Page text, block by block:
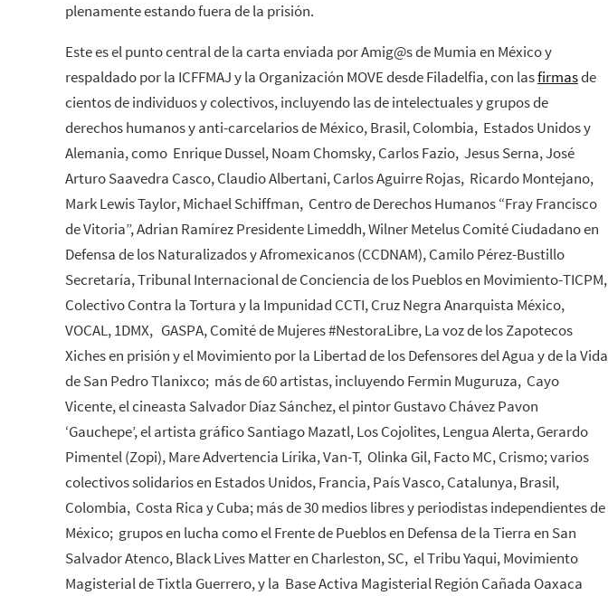
plenamente estando fuera de la prisión.
Este es el punto central de la carta enviada por Amig@s de Mumia en México y
respaldado por la ICFFMAJ y la Organización MOVE desde Filadelfia, con lasfirmasde
cientos de individuos y colectivos, incluyendo las de intelectuales y grupos de
derechos humanos y anti-carcelarios de México, Brasil, Colombia, Estados Unidos y
Alemania, como Enrique Dussel, Noam Chomsky, Carlos Fazio, Jesus Serna, José
Arturo Saavedra Casco, Claudio Albertani, Carlos Aguirre Rojas, Ricardo Montejano,
Mark Lewis Taylor, Michael Schiffman, Centro de Derechos Humanos “Fray Francisco
de Vitoria”, Adrian Ramírez Presidente Limeddh, Wilner Metelus Comité Ciudadano en
Defensa de los Naturalizados y Afromexicanos (CCDNAM), Camilo Pérez-Bustillo
Secretaría, Tribunal Internacional de Conciencia de los Pueblos en Movimiento-TICPM,
Colectivo Contra la Tortura y la Impunidad CCTI, Cruz Negra Anarquista México,
VOCAL, 1DMX, GASPA, Comité de Mujeres #NestoraLibre, La voz de los Zapotecos
Xiches en prisión y el Movimiento por la Libertad de los Defensores del Agua y de la Vida
de San Pedro Tlanixco; más de 60 artistas, incluyendo Fermin Muguruza, Cayo
Vicente, el cineasta Salvador Díaz Sánchez, el pintor Gustavo Chávez Pavon
‘Gauchepe’, el artista gráfico Santiago Mazatl, Los Cojolites, Lengua Alerta, Gerardo
Pimentel (Zopi), Mare Advertencia Lírika, Van-T, Olinka Gil, Facto MC, Crismo; varios
colectivos solidarios en Estados Unidos, Francia, País Vasco, Catalunya, Brasil,
Colombia, Costa Rica y Cuba; más de 30 medios libres y periodistas independientes de
México; grupos en lucha como el Frente de Pueblos en Defensa de la Tierra en San
Salvador Atenco, Black Lives Matter en Charleston, SC, el Tribu Yaqui, Movimiento
Magisterial de Tixtla Guerrero, y la Base Activa Magisterial Región Cañada Oaxaca